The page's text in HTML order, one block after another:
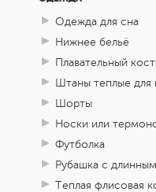
Одежда для сна
Нижнее бельё
Плавательный
Штаны теплые для
Шорты
Носки или
Футболка
Рубашка с
Теплая флисовая